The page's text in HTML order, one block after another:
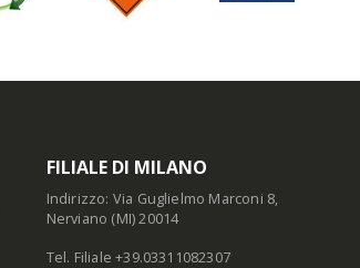
FILIALE DI MILANO
Indirizzo: Via Guglielmo Marconi 8,
Nerviano (MI) 20014
Tel. Filiale +39.03311082307